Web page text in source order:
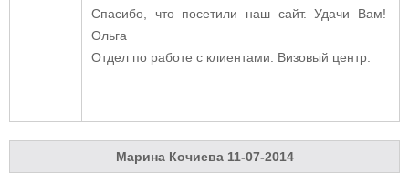
Спасибо, что посетили наш сайт. Удачи Вам!
Ольга
Отдел по работе с клиентами. Визовый центр.
Марина Кочиева 11-07-2014